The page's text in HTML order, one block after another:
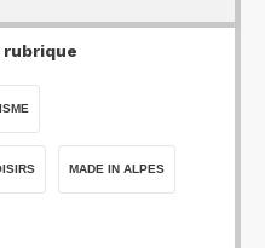
MADE IN ALPES